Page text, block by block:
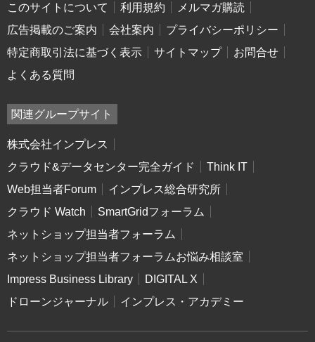
このサイトについて 利用規約
メルマガ購読
広告掲載のご案内
会社案内
プライバシーポリシー
特定商取引法に基づく表示
サイトマップ
お問合せ
よくある質問
関連グループサイト
株式会社インプレス
クラウド&データセンター完全ガイド
Think IT
Web担当者Forum
インプレス総合研究所
クラウド Watch
SmartGridフォーラム
ネットショップ担当者フォーラム
ネットショップ担当者フォーラムお悩み相談室
Impress Business Library
DIGITAL X
ドローンジャーナル
インプレス・アカデミー